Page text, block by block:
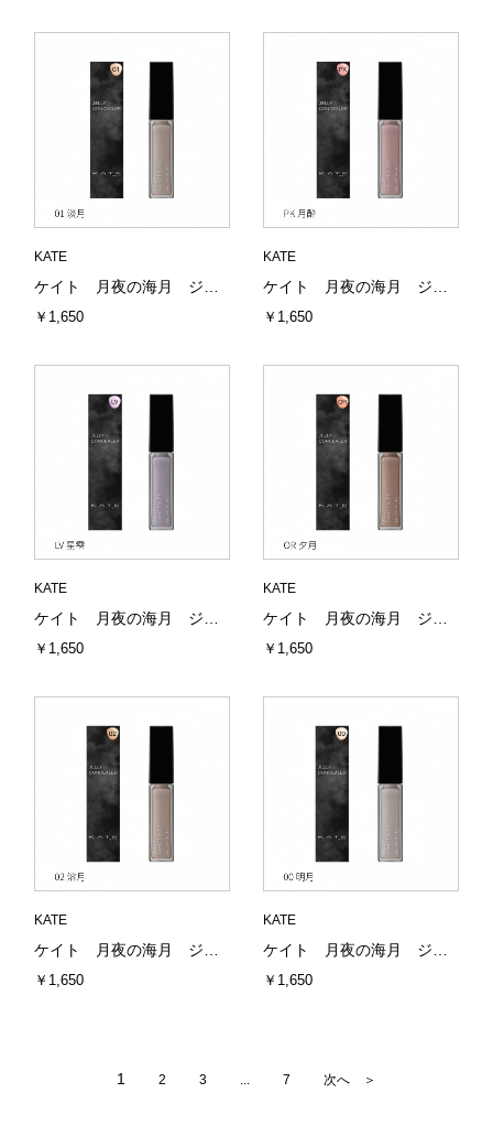
KATE
￥1,650
KATE
￥1,650
KATE
￥1,650
KATE
￥1,650
KATE
￥1,650
KATE
￥1,650
1 2 3 ... 7 次へ ＞